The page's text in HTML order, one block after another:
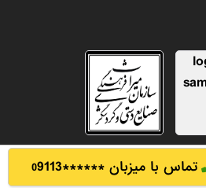
تماس با میزبان ****** 09113 به املاک باشی می باشد.